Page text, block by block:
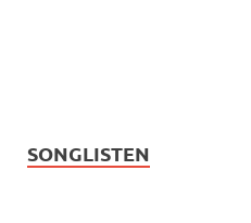
SONGLISTEN